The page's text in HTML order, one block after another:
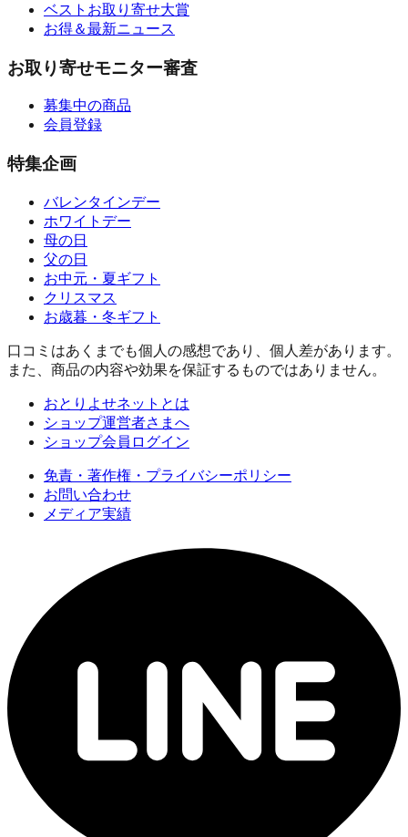
ベストお取り寄せ大賞
お得＆最新ニュース
お取り寄せモニター審査
募集中の商品
会員登録
特集企画
バレンタインデー
ホワイトデー
母の日
父の日
お中元・夏ギフト
クリスマス
お歳暮・冬ギフト
口コミはあくまでも個人の感想であり、個人差があります。
また、商品の内容や効果を保証するものではありません。
おとりよせネットとは
ショップ運営者さまへ
ショップ会員ログイン
免責・著作権・プライバシーポリシー
お問い合わせ
メディア実績